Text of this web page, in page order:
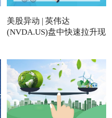
美股异动 | 英伟达
(NVDA.US)盘中快速拉升现